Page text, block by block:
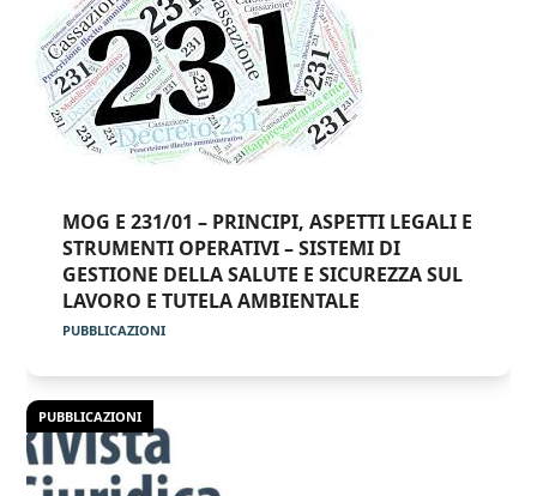
MOG E 231/01 – PRINCIPI, ASPETTI LEGALI E
STRUMENTI OPERATIVI – SISTEMI DI
GESTIONE DELLA SALUTE E SICUREZZA SUL
LAVORO E TUTELA AMBIENTALE
PUBBLICAZIONI
PUBBLICAZIONI